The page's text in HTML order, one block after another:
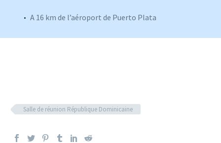
A 16 km de l’aéroport de Puerto Plata
Salle de réunion République Dominicaine